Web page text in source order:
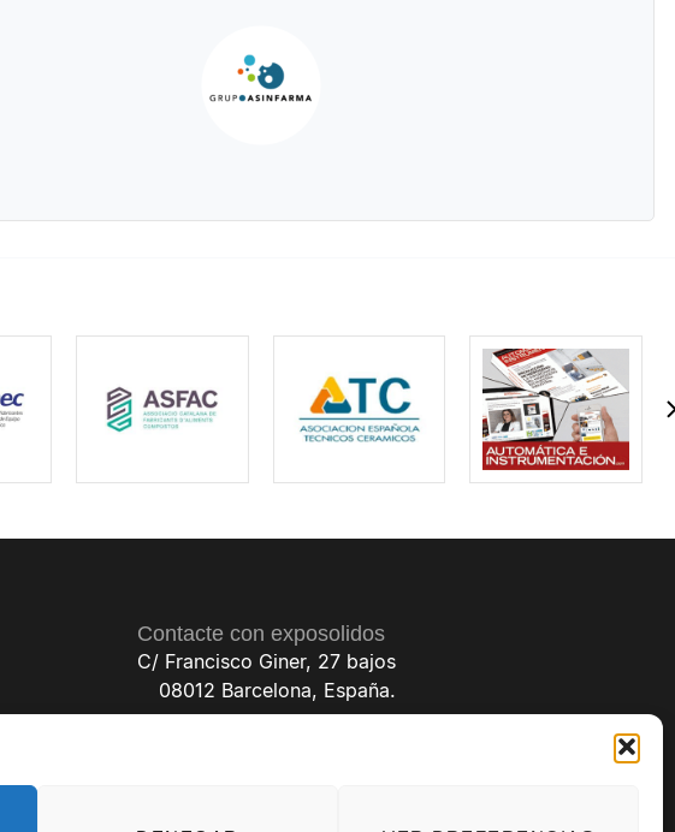
Contacte con exposolidos
C/ Francisco Giner, 27 bajos
08012 Barcelona, España.